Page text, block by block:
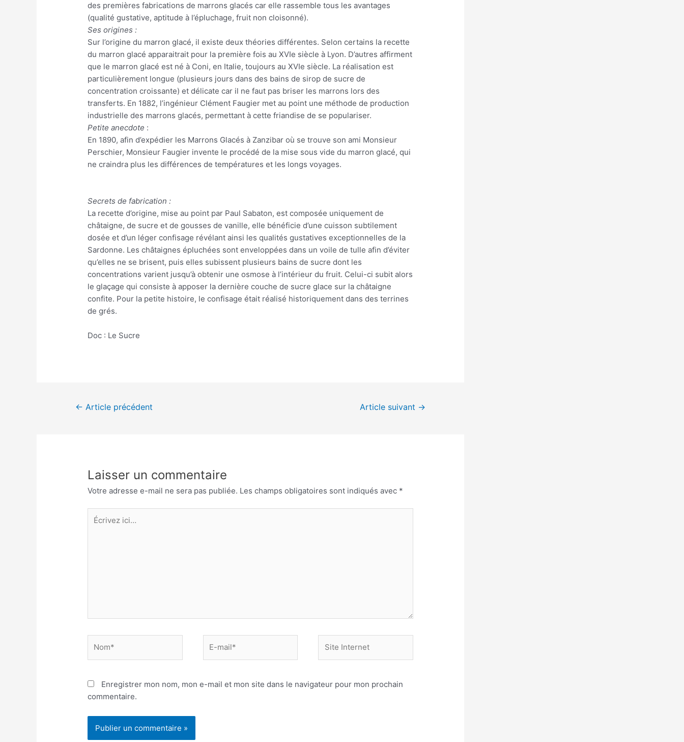
des premières fabrications de marrons glacés car elle rassemble tous les avantages
(qualité gustative, aptitude à l’épluchage, fruit non cloisonné).
Ses origines :
Sur l’origine du marron glacé, il existe deux théories différentes. Selon certains la recette
du marron glacé apparaitrait pour la première fois au XVIe siècle à Lyon. D’autres affirment
que le marron glacé est né à Coni, en Italie, toujours au XVIe siècle. La réalisation est
particulièrement longue (plusieurs jours dans des bains de sirop de sucre de
concentration croissante) et délicate car il ne faut pas briser les marrons lors des
transferts. En 1882, l’ingénieur Clément Faugier met au point une méthode de production
industrielle des marrons glacés, permettant à cette friandise de se populariser.
Petite anecdote :
En 1890, afin d’expédier les Marrons Glacés à Zanzibar où se trouve son ami Monsieur
Perschier, Monsieur Faugier invente le procédé de la mise sous vide du marron glacé, qui
ne craindra plus les différences de températures et les longs voyages.
Secrets de fabrication :
La recette d’origine, mise au point par Paul Sabaton, est composée uniquement de
châtaigne, de sucre et de gousses de vanille, elle bénéficie d’une cuisson subtilement
dosée et d’un léger confisage révélant ainsi les qualités gustatives exceptionnelles de la
Sardonne. Les châtaignes épluchées sont enveloppées dans un voile de tulle afin d’éviter
qu’elles ne se brisent, puis elles subissent plusieurs bains de sucre dont les
concentrations varient jusqu’à obtenir une osmose à l’intérieur du fruit. Celui-ci subit alors
le glaçage qui consiste à apposer la dernière couche de sucre glace sur la châtaigne
confite. Pour la petite histoire, le confisage était réalisé historiquement dans des terrines
de grés.
Doc : Le Sucre
Navigation
← Article précédent Article suivant →
Laisser un commentaire
Votre adresse e-mail ne sera pas publiée. Les champs obligatoires sont indiqués avec *
Écrivez
ici…
mail*
Internet
Enregistrer mon nom, mon e-mail et mon site dans le navigateur pour mon prochain
commentaire.